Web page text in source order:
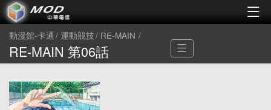
動漫館-卡通 運動競技 RE-MAIN
RE-MAIN 第06話